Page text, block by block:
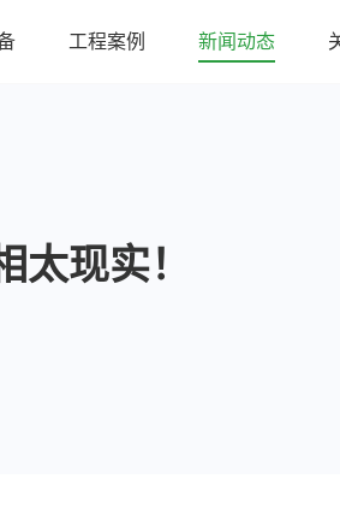
工程案例 新闻动态
现实！